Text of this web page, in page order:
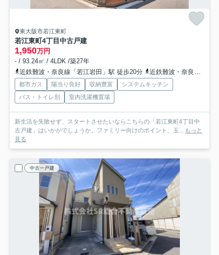
東大阪市若江東町
若江東町4丁目中古戸建
1,950万円
- / 93.24㎡ / 4LDK /築27年
近鉄難波・奈良線「若江岩田」駅 徒歩20分
近鉄難波・奈良線「河内花園」駅 徒歩20分
都市ガス 陽当り良好 収納豊富
システムキッチン
バス・トイレ別
室内洗濯機置場
新生活を失敗せず、スタートさせたいならこちらの「若江東町4丁目中
古戸建」はいかがでしょうか。ファミリー向けのポイント、玉... もっと
見る
中古一戸建